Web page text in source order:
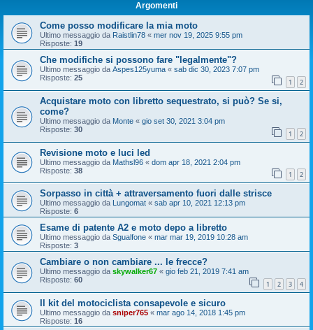
Argomenti
Come posso modificare la mia moto
Ultimo messaggio da Raistlin78 « mer nov 19, 2025 9:55 pm
Risposte: 19
Che modifiche si possono fare "legalmente"?
Ultimo messaggio da Aspes125yuma « sab dic 30, 2023 7:07 pm
Risposte: 25 1 2
Acquistare moto con libretto sequestrato, si può? Se si,
come?
Ultimo messaggio da Monte « gio set 30, 2021 3:04 pm
Risposte: 30 1 2
Revisione moto e luci led
Ultimo messaggio da Mathsl96 « dom apr 18, 2021 2:04 pm
Risposte: 38 1 2
Sorpasso in città + attraversamento fuori dalle strisce
Ultimo messaggio da Lungomat « sab apr 10, 2021 12:13 pm
Risposte: 6
Esame di patente A2 e moto depo a libretto
Ultimo messaggio da Sgualfone « mar mar 19, 2019 10:28 am
Risposte: 3
Cambiare o non cambiare ... le frecce?
Ultimo messaggio da skywalker67 « gio feb 21, 2019 7:41 am
Risposte: 60 1 2 3 4
Il kit del motociclista consapevole e sicuro
Ultimo messaggio da sniper765 « mar ago 14, 2018 1:45 pm
Risposte: 16